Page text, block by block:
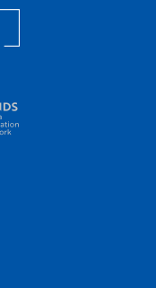
Balkan News Agencies